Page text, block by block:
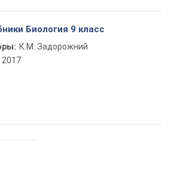
Биология 9 класс
К.М. Задорожний
2017